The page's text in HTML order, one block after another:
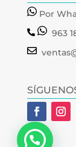
Por
963